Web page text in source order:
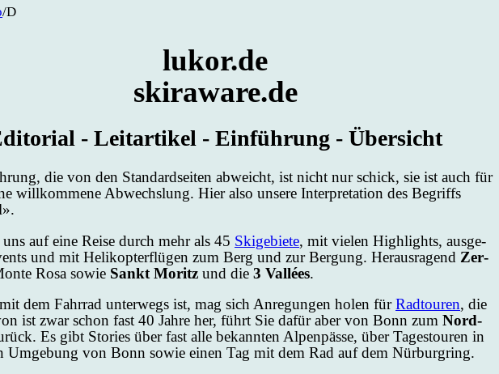
/D
lukor.de
skiraware.de
- Leit­ar­ti­kel - Ein­füh­rung - Über­sicht
die von den Stan­dard­sei­ten ab­weicht, ist nicht nur schick, sie ist auch für
will­kom­me­ne Ab­wechs­lung. Hier al­so un­se­re In­ter­pre­ta­ti­on des Be­griffs
auf ei­ne Rei­se durch mehr als 45 Ski­ge­bie­te, mit vie­len High­lights, aus­ge­
und mit He­li­ko­pter­flü­gen zum Berg und zur Ber­gung. Heraus­ra­gend Zer­
Ro­sa so­wie Sankt Mo­ritz und die 3 Vallées.
dem Fahr­rad un­ter­wegs ist, mag sich An­re­gun­gen ho­len fürRad­tou­ren, die
ist zwar schon fast 40 Jah­re her, führt Sie da­für aber von Bonn zum Nord­
Es gibt Sto­ries über fast al­le be­kann­ten Al­pen­päs­se, über Ta­ge­stou­ren in
Um­ge­bung von Bonn so­wie ei­nen Tag mit dem Rad auf dem Nür­burg­ring.